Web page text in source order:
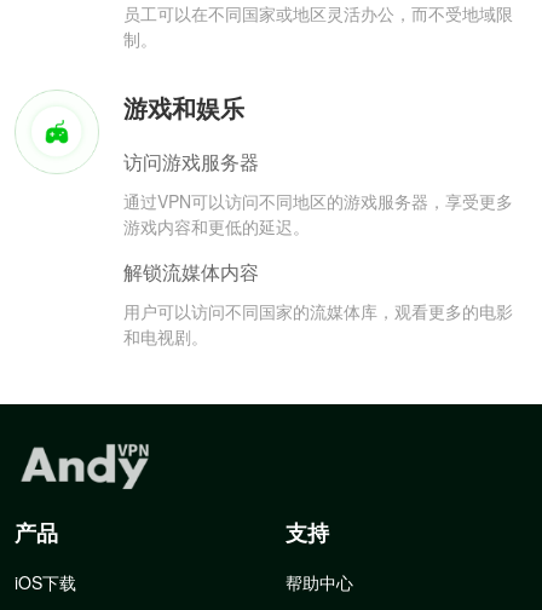
员工可以在不同国家或地区灵活办公，而不受地域限
制。
游戏和娱乐
访问游戏服务器
通过VPN可以访问不同地区的游戏服务器，享受更多
游戏内容和更低的延迟。
解锁流媒体内容
用户可以访问不同国家的流媒体库，观看更多的电影
和电视剧。
产品
iOS下载
支持
帮助中心